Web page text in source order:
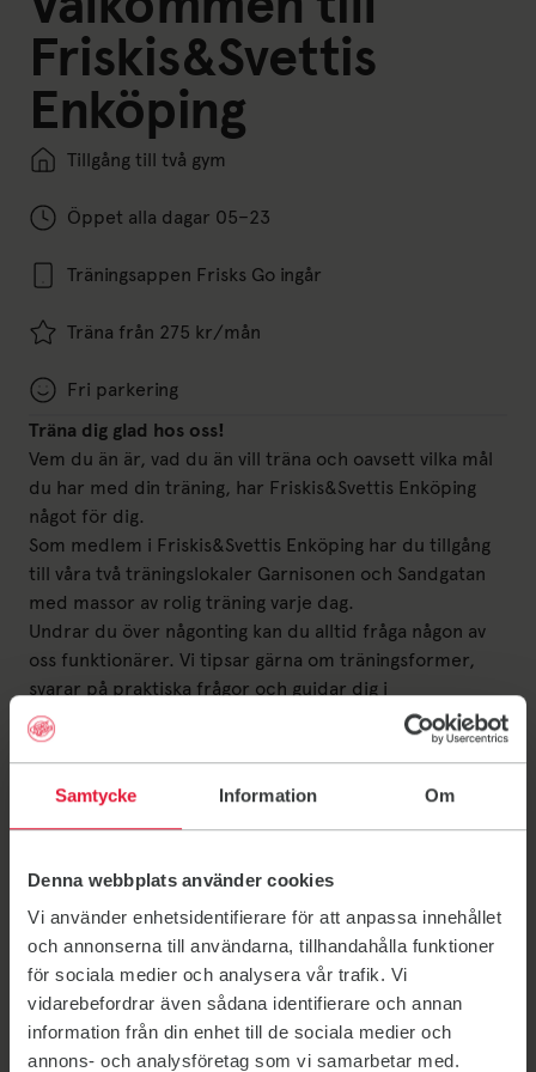
Samtycke Information Om
Denna webbplats använder cookies
Vi använder enhetsidentifierare för att anpassa innehållet
och annonserna till användarna, tillhandahålla funktioner
för sociala medier och analysera vår trafik. Vi
vidarebefordrar även sådana identifierare och annan
information från din enhet till de sociala medier och
annons- och analysföretag som vi samarbetar med.
Friskis&Svettis
Enköping
Tillgång till två gym
Öppet alla dagar 05–23
Träningsappen Frisks Go ingår
Träna från 275 kr/mån
Fri parkering
Träna dig glad hos oss!
Vem du än är, vad du än vill träna och oavsett vilka mål
du har med din träning, har Friskis&Svettis Enköping
något för dig.
Som medlem i Friskis&Svettis Enköping har du tillgång
till våra två träningslokaler Garnisonen och Sandgatan
med massor av rolig träning varje dag.
Undrar du över någonting kan du alltid fråga någon av
oss funktionärer. Vi tipsar gärna om träningsformer,
svarar på praktiska frågor och guidar dig i
träningslokalen.
Vill du träna på egen hand, har du tillgång till online-
Upptäck rörelseglädjen! Nu kör vi!
Kontakt
Send an email to
info@enkoping.friskissvettis.se
0171-47 78 18
Länk till: Bli medlem
Bli medlem